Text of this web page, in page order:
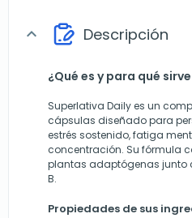
expand_more Descripción
¿Qué es y para qué
Superlativa Daily es un
cápsulas diseñado para
estrés sostenido, fatiga
concentración. Su fórmula
plantas adaptógenas junto
B.
Propiedades de sus